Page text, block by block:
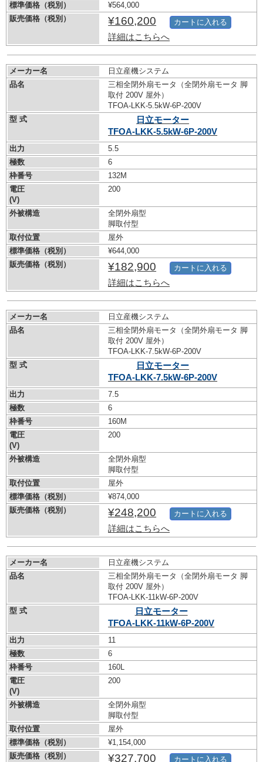
標準価格（税別）
¥564,000
販売価格（税別）
¥160,200
詳細はこちらへ
カートに入れる
メーカー名
日立産機システム
品名
三相全閉外扇モータ（全閉外扇モータ 脚
取付 200V 屋外）
TFOA-LKK-5.5kW-6P-200V
型 式
日立モーター
TFOA-LKK-5.5kW-6P-200V
出力
5.5
極数
6
枠番号
132M
電圧
(V)
200
外被構造
全閉外扇型
脚取付型
取付位置
屋外
標準価格（税別）
¥644,000
販売価格（税別）
¥182,900
詳細はこちらへ
カートに入れる
メーカー名
日立産機システム
品名
三相全閉外扇モータ（全閉外扇モータ 脚
取付 200V 屋外）
TFOA-LKK-7.5kW-6P-200V
型 式
日立モーター
TFOA-LKK-7.5kW-6P-200V
出力
7.5
極数
6
枠番号
160M
電圧
(V)
200
外被構造
全閉外扇型
脚取付型
取付位置
屋外
標準価格（税別）
¥874,000
販売価格（税別）
¥248,200
詳細はこちらへ
カートに入れる
メーカー名
日立産機システム
品名
三相全閉外扇モータ（全閉外扇モータ 脚
取付 200V 屋外）
TFOA-LKK-11kW-6P-200V
型 式
日立モーター
TFOA-LKK-11kW-6P-200V
出力
11
極数
6
枠番号
160L
電圧
(V)
200
外被構造
全閉外扇型
脚取付型
取付位置
屋外
標準価格（税別）
¥1,154,000
販売価格（税別）
¥327,700 カートに入れる